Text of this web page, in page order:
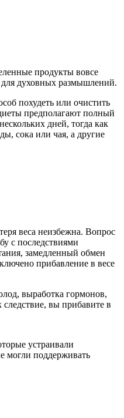
продукты вовсе
для духовных размышлений.
похудеть или очистить
предполагают полный
дней, тогда как
сока или чая, а другие
веса неизбежна. Вопрос
с последствиями
замедленный обмен
прибавление в весе
выработка гормонов,
вы прибавите в
устраивали
могли поддерживать